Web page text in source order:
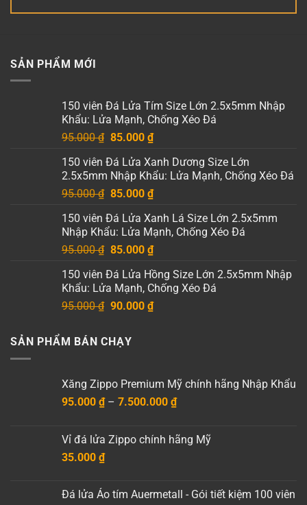
SẢN PHẨM MỚI
150 viên Đá Lửa Tím Size Lớn 2.5x5mm Nhập
Khẩu: Lửa Mạnh, Chống Xéo Đá
95.000₫ Giá
là:
95.000 ₫.
85.000 ₫Giá
tại
là:
85.000 ₫.
150 viên Đá Lửa Xanh Dương Size Lớn
2.5x5mm Nhập Khẩu: Lửa Mạnh, Chống Xéo Đá
95.000₫ Giá
là:
95.000 ₫.
85.000 ₫Giá
tại
là:
85.000 ₫.
150 viên Đá Lửa Xanh Lá Size Lớn 2.5x5mm
Nhập Khẩu: Lửa Mạnh, Chống Xéo Đá
95.000₫ Giá
là:
95.000 ₫.
85.000 ₫Giá
tại
là:
85.000 ₫.
150 viên Đá Lửa Hồng Size Lớn 2.5x5mm Nhập
Khẩu: Lửa Mạnh, Chống Xéo Đá
95.000₫ Giá
là:
95.000 ₫.
90.000 ₫Giá
SẢN PHẨM BÁN CHẠY
Xăng Zippo Premium Mỹ chính hãng Nhập Khẩu
95.000 ₫ – 7.500.000 ₫Khoảng
95.000 ₫
Vỉ đá lửa Zippo chính hãng Mỹ
35.000 ₫
Đá lửa Áo tím Auermetall - Gói tiết kiệm 100 viên